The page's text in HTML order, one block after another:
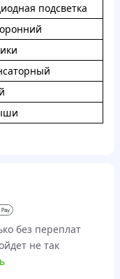
пoдcвeткa
без переплат
не так